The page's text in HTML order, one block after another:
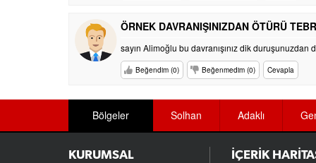
ÖRNEK DAVRANIŞINIZDAN ÖTÜRÜ
sayın Alimoğlu bu davranışınız dik
Beğendim (0) Beğenmedim (0) Cevapla
Bölgeler Solhan Adaklı
KURUMSAL İÇERİK